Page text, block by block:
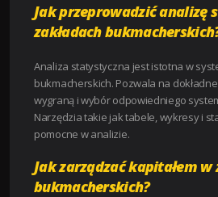
Jak przeprowadzić analizę
zakładach
Analiza statystyczna jest istotna w
bukmacherskich. Pozwala na
wygraną i wybór odpowiedniego
Narzędzia takie jak tabele, wykresy i
pomocne w analizie.
Jak zarządzać kapitałem w
bukmacherskich?